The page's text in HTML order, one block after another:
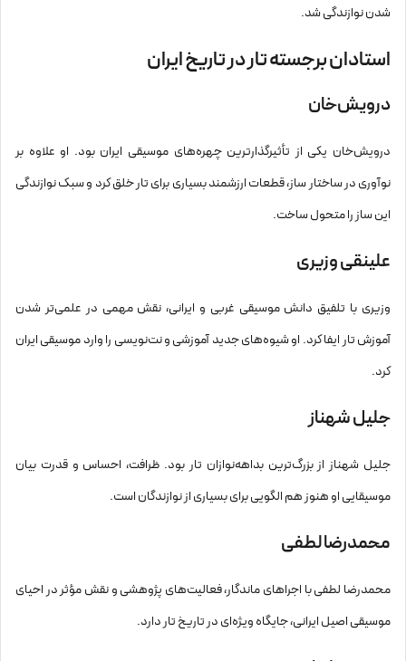
شدن نوازندگی شد.
استادان برجسته تار در تاریخ ایران
درویش‌خان
درویش‌خان یکی از تأثیرگذارترین چهره‌های موسیقی ایران بود. او علاوه بر
نوآوری در ساختار ساز، قطعات ارزشمند بسیاری برای تار خلق کرد و سبک نوازندگی
این ساز را متحول ساخت.
علینقی وزیری
وزیری با تلفیق دانش موسیقی غربی و ایرانی، نقش مهمی در علمی‌تر شدن
آموزش تار ایفا کرد. او شیوه‌های جدید آموزشی و نت‌نویسی را وارد موسیقی ایران
کرد.
جلیل شهناز
جلیل شهناز از بزرگ‌ترین بداهه‌نوازان تار بود. ظرافت، احساس و قدرت بیان
موسیقایی او هنوز هم الگویی برای بسیاری از نوازندگان است.
محمدرضا لطفی
محمدرضا لطفی با اجراهای ماندگار، فعالیت‌های پژوهشی و نقش مؤثر در احیای
موسیقی اصیل ایرانی، جایگاه ویژه‌ای در تاریخ تار دارد.